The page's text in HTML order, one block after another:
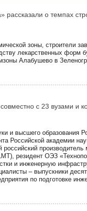
рассказали о темпах
зоны, строители
лекарственных форм
Алабушево в
с 23 вузами и
и высшего образования
Российской академии
производитель
резидент ОЭЗ
и инженерную
– выпускники
по подготовке